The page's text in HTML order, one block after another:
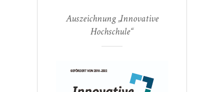
Auszeichnung „Innovative
Hochschule“